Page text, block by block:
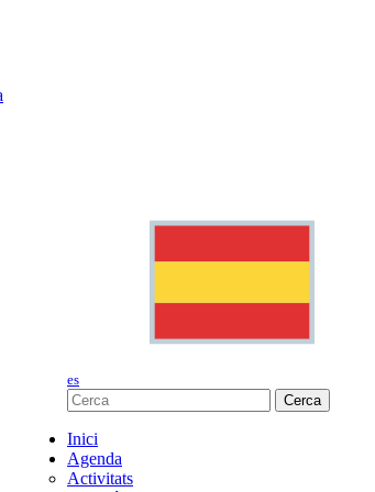
es
Cerca
Inici
Agenda
Activitats